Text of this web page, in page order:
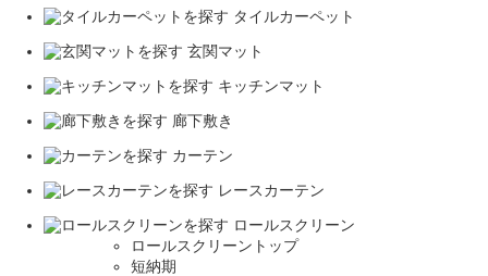
タイルカーペット
玄関マット
キッチンマット
廊下敷き
カーテン
レースカーテン
ロールスクリーン
ロールスクリーントップ
短納期